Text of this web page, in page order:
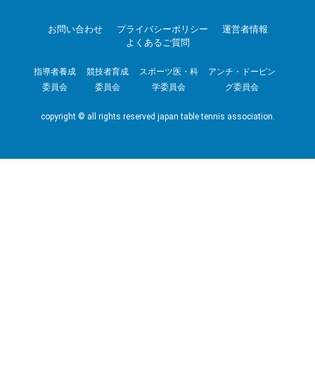
お問い合わせ プライバシーポリシー
運営者情報
よくあるご質問
指導者養成
委員会
競技者育成
委員会
スポーツ医・科
学委員会
アンチ・ドーピン
グ委員会
copyright © all rights reserved japan table tennis association.